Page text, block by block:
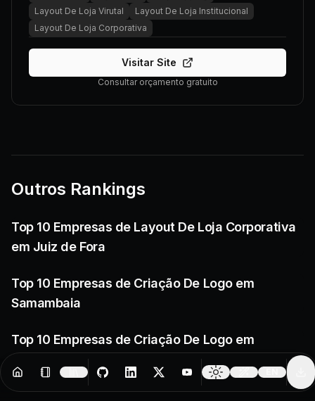
Layout De Loja Virutal
Layout De Loja Institucional
Layout De Loja Corporativa
Visitar Site
Consultar orçamento gratuito
Outros Rankings
Top 10 Empresas de Layout De Loja Corporativa
em Juiz de Fora
Top 10 Empresas de Criação De Logo em
Samambaia
Top 10 Empresas de Criação De Logo em
Resources Creator Tools
Change